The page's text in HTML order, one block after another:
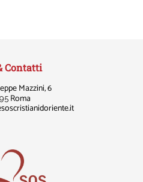
Contatti
Mazzini, 6
Roma